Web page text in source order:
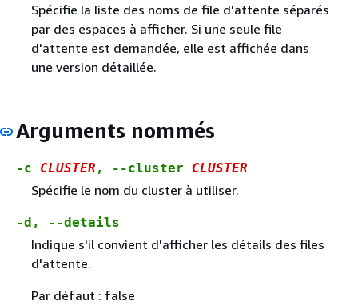
Spécifie la liste des noms de file d'attente séparés
par des espaces à afficher. Si une seule file
d'attente est demandée, elle est affichée dans
une version détaillée.
Arguments nommés
-c CLUSTER , --cluster CLUSTER
Spécifie le nom du cluster à utiliser.
-d, --details
Indique s'il convient d'afficher les détails des files
d'attente.
Par défaut : false